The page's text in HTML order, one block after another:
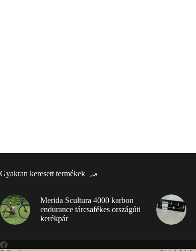
Gyakran keresett termékek
Merida Scultura 4000 karbon
endurance tárcsafékes országúti
kerékpár